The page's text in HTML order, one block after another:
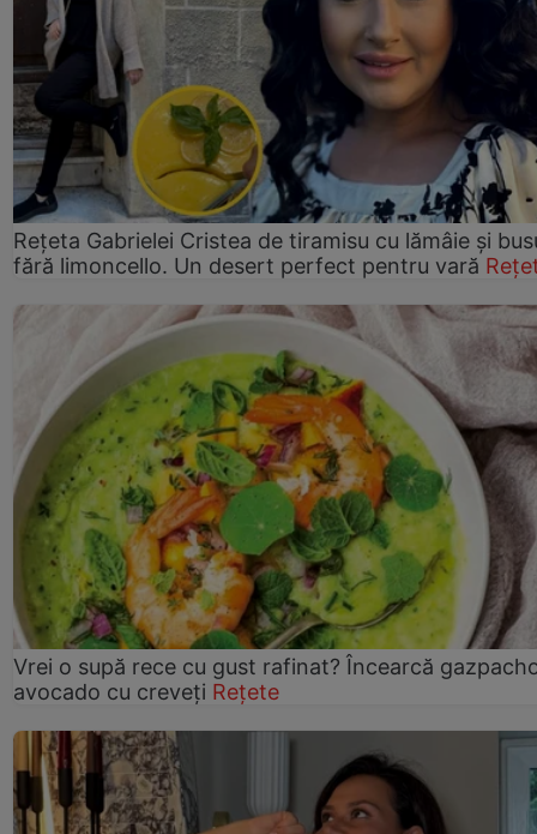
Rețeta Gabrielei Cristea de tiramisu cu lămâie și
fără limoncello. Un desert perfect pentru vară
Vrei o supă rece cu gust rafinat? Încearcă
avocado cu creveți Rețete